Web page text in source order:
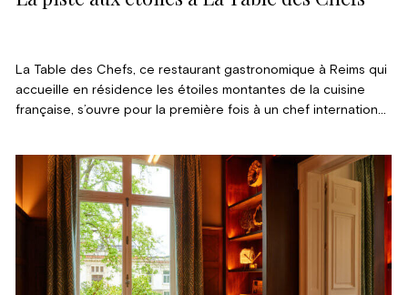
La Table des Chefs, ce restaurant gastronomique à Reims qui
accueille en résidence les étoiles montantes de la cuisine
française, s’ouvre pour la première fois à un chef international,
qui, derrière un menu qui rend hommage à la tradition
culinaire française, révèle surtout la quintessence de sa
cuisine natale qui a fait sa renommée.